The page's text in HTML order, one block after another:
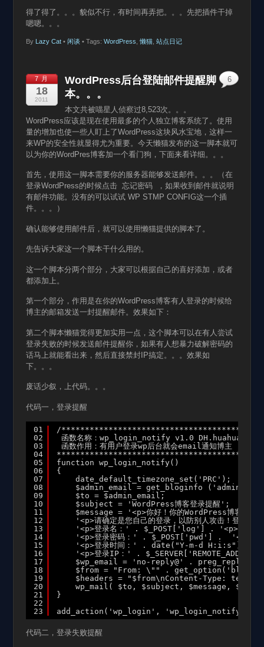
得了得了。。。貌似不行，有时间再弄把。。。先把插件干掉
嗯嗯。。。
By Lazy Cat• 闲谈 • Tags: WordPress 懒猫, 站点日记
7 月
18
2011
WordPress后台登陆邮件提醒脚
本。。。
本文共被喵星人侦察过8,523次。。。
WordPress应该是现在使用最多的个人独立博客系统了。使用
量的增加也使一些人盯上了WordPress这块风水宝地，这样一
来WP的安全性就显得尤为重要。今天懒猫发布的这一脚本就可
以为你的WordPres博客加一个看门狗，下面来看详细。。。
首先，使用这一脚本需要你的服务器能够发送邮件。。。（在
登录WordPress的时候点击 忘记密码 ，如果收到邮件就说明
有邮件功能。没有的可以试试 WP STMP CONFIG这一个插
件。。。）
确认能够使用邮件后，就可以使用懒猫提供的脚本了。
先告诉大家这一个脚本干什么用的。
这一个脚本分两个部分，大家可以根据自己的喜好添加，或者
都添加上。
第一个部分，作用是在你的WordPress博客有人登录的时候给
博主的邮箱发送一封提醒邮件。效果如下：
第二个脚本懒猫觉得更加实用一点，这个脚本可以在有人尝试
登录失败的时候发送邮件提醒你，如果有人想暴力破解密码的
话马上就能看出来，然后直接禁封IP搞定。。。效果如
下。。。
废话少叙，上代码。。。
代码一，登录提醒
01
02
03
04
05
06
07
08
09
10
11
12
13
14
15
16
17
18
19
20
21
22
23
/
函数名称：wp_login_notify v1.0 DH.huahua.
函数作用：有用户登录wp后台就会email通知博主
function wp_login_notify()
{
date_default_timezone_set('PRC');
$admin_email = get_bloginfo
$to = $admin_email;
$subject = 'WordPress博客登录提醒';
$message = '<p>你好！你的WordPress博
'<p>请确定是您自己的登录，以防别人攻击！登录
'<p>登录名：' . $_POST['log'] . '<p>' .
'<p>登录密码：' . $_POST['pwd'] .  '<p>' .
'<p>登录时间：' . date("Y-m-d H:i:s") .
'<p>登录IP：' .
$wp_email = 'no-reply@' .
$from = "From: \"" .
$headers = "$from\nContent-Type:
wp_mail( $to, $subject, $message,
}
add_action('wp_login', 'wp_login_notify');
代码二，登录失败提醒
6